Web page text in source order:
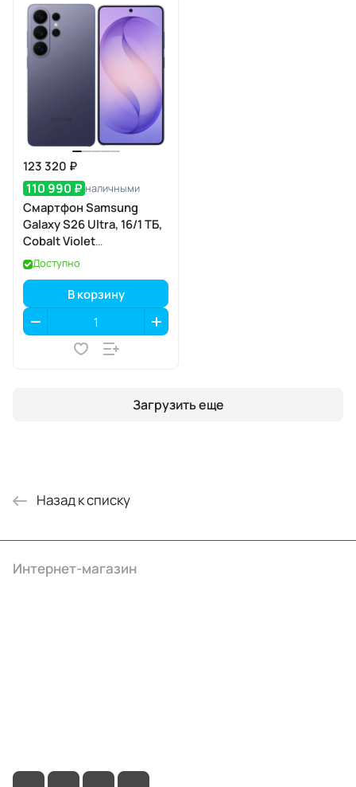
123 320 ₽
110 990 ₽ наличными
Смартфон Samsung
Galaxy S26 Ultra, 16/1 ТБ,
Cobalt Violet
(кобальтовый
фиолетовый)
Доступно
В корзину
Загрузить еще
Назад к списку
Интернет-магазин